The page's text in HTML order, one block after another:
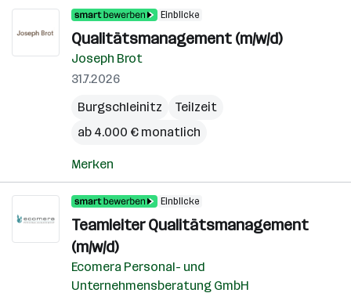
Einblicke
Qualitätsmanagement (m/w/d)
Joseph Brot
31.7.2026
Burgschleinitz
Teilzeit
ab 4.000 € monatlich
Merken
Einblicke
Teamleiter Qualitätsmanagement
(m/w/d)
Ecomera Personal- und
Unternehmensberatung GmbH